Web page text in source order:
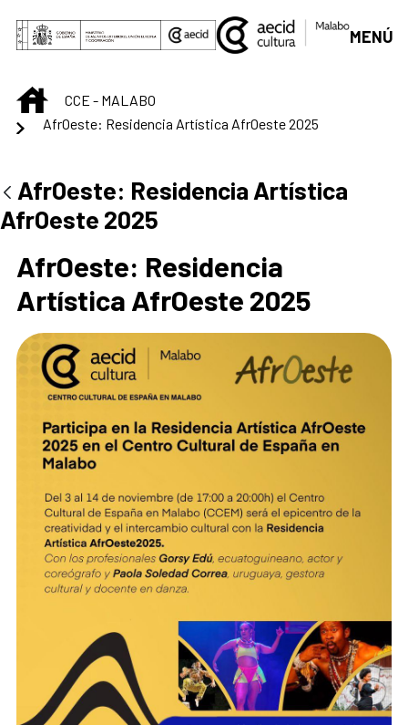
Saltar al contenido principal
MENÚ
INICIOCCE - MALABO
AfrOeste: Residencia Artística AfrOeste 2025
Centro Cultural de
AfrOeste: Residencia Artística
AfrOeste 2025
AfrOeste: Residencia
Artística AfrOeste 2025